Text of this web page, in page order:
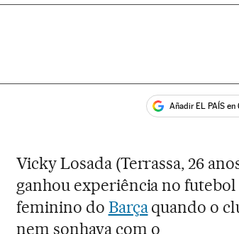
Añadir EL PAÍS en
Vicky Losada (Terrassa, 26
ganhou experiência no futebol
feminino do Barçaquando o
nem sonhava com o